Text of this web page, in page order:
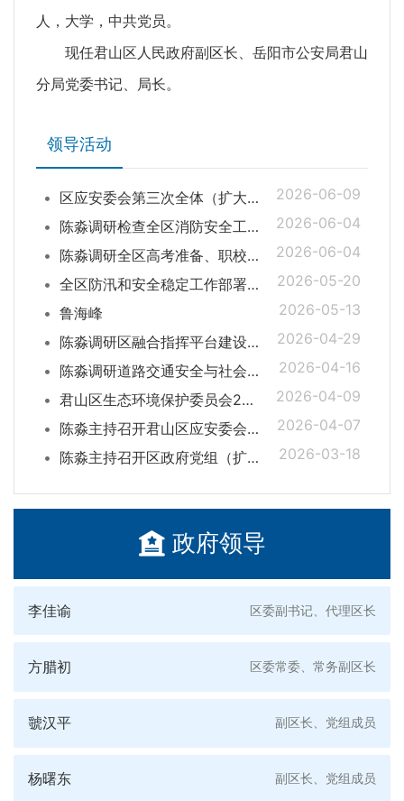
政府领导
李佳谕 区委副书记、代理区长
方腊初 区委常委、常务副区长
虢汉平 副区长、党组成员
杨曙东 副区长、党组成员
人，大学，中共党员。
现任君山区人民政府副区长、岳阳市公安局君山
分局党委书记、局长。
领导活动
区应安委会第三次全体（扩大）会暨安全生产风险隐患大排查大整治工作推进会召开
2026-06-09
陈淼调研检查全区消防安全工作
2026-06-04
陈淼调研全区高考准备、职校发展及校园安全工作
2026-06-04
全区防汛和安全稳定工作部署会召开
2026-05-20
鲁海峰
2026-05-13
陈淼调研区融合指挥平台建设工作
2026-04-29
陈淼调研道路交通安全与社会稳定工作
2026-04-16
君山区生态环境保护委员会2026年第一次全体（扩大）会议召开
2026-04-09
陈淼主持召开君山区应安委会第二次全体（扩大）会议
2026-04-07
陈淼主持召开区政府党组（扩大）会议 部署深化群腐整治与树立和践行正确政绩观学习教育工作
2026-03-18